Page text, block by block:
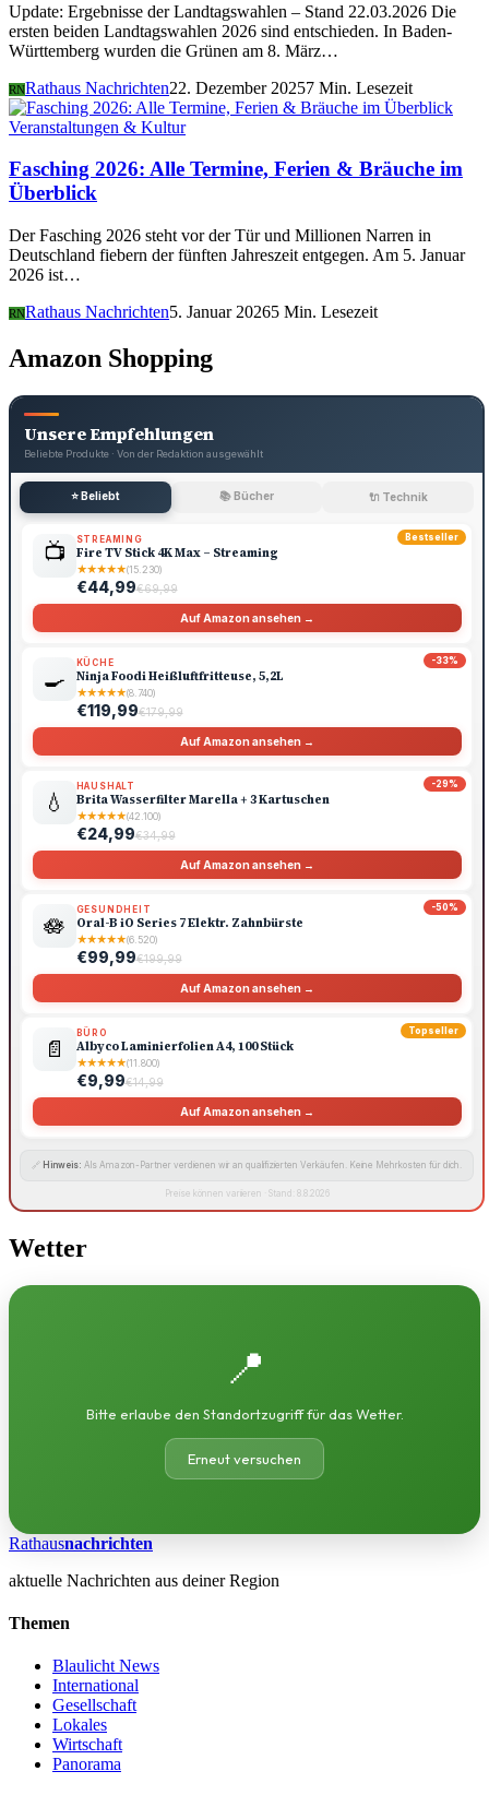
Update: Ergebnisse der Landtagswahlen – Stand 22.03.2026 Die
ersten beiden Landtagswahlen 2026 sind entschieden. In Baden-
Württemberg wurden die Grünen am 8. März…
RNRathaus Nachrichten22. Dezember 20257 Min. Lesezeit
Veranstaltungen & Kultur
Fasching 2026: Alle Termine, Ferien & Bräuche im
Überblick
Der Fasching 2026 steht vor der Tür und Millionen Narren in
Deutschland fiebern der fünften Jahreszeit entgegen. Am 5. Januar
2026 ist…
RNRathaus Nachrichten5. Januar 20265 Min. Lesezeit
Amazon Shopping
Unsere Empfehlungen
Beliebte Produkte · Von der Redaktion ausgewählt
⭐ Beliebt 📚 Bücher 🔌 Technik
Bestseller
📺 STREAMING
Fire TV Stick 4K Max – Streaming
★★★★★(15.230)
€44,99€69,99
Auf Amazon ansehen →
-33%
🍳
KÜCHE
Ninja Foodi Heißluftfritteuse, 5,2L
★★★★★(8.740)
€119,99€179,99
Auf Amazon ansehen →
-29%
💧
HAUSHALT
Brita Wasserfilter Marella + 3 Kartuschen
★★★★★(42.100)
€24,99€34,99
Auf Amazon ansehen →
-50%
🪷
GESUNDHEIT
Oral-B iO Series 7 Elektr. Zahnbürste
★★★★★(6.520)
€99,99€199,99
Auf Amazon ansehen →
Topseller
📄
BÜRO
Albyco Laminierfolien A4, 100 Stück
★★★★★(11.800)
€9,99€14,99
Auf Amazon ansehen →
🔗 Hinweis: Als Amazon-Partner verdienen wir an qualifizierten Verkäufen. Keine Mehrkosten für dich.
Preise können variieren · Stand: 8.8.2026
Wetter
📍
Bitte erlaube den Standortzugriff für das Wetter.
Erneut versuchen
Rathausnachrichten
aktuelle Nachrichten aus deiner Region
Themen
Blaulicht News
International
Gesellschaft
Lokales
Wirtschaft
Panorama